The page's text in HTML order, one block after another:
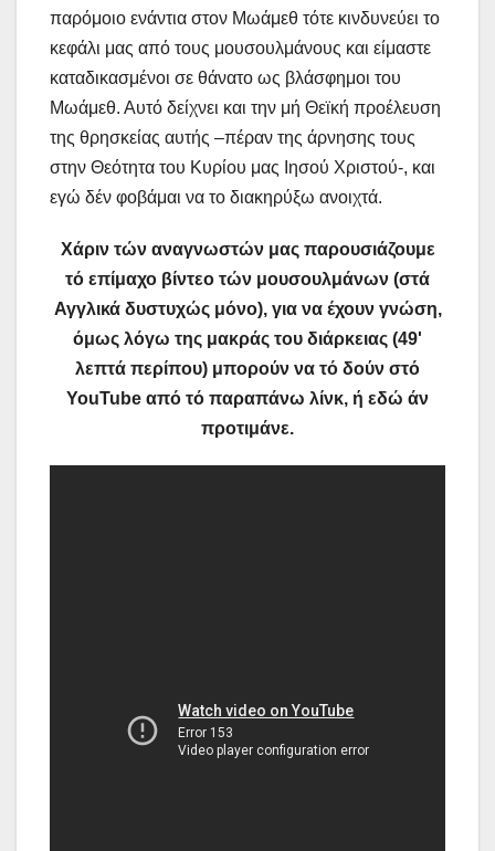
παρόμοιο ενάντια στον Μωάμεθ τότε κινδυνεύει το
κεφάλι μας από τους μουσουλμάνους και είμαστε
καταδικασμένοι σε θάνατο ως βλάσφημοι του
Μωάμεθ. Αυτό δείχνει και την μή Θεϊκή προέλευση
της θρησκείας αυτής –πέραν της άρνησης τους
στην Θεότητα του Κυρίου μας Ιησού Χριστού-, και
εγώ δέν φοβάμαι να το διακηρύξω ανοιχτά.
Χάριν τών αναγνωστών μας παρουσιάζουμε
τό επίμαχο βίντεο τών μουσουλμάνων (στά
Αγγλικά δυστυχώς μόνο), για να έχουν γνώση,
όμως λόγω της μακράς του διάρκειας (49'
λεπτά περίπου) μπορούν να τό δούν στό
YouTube από τό παραπάνω λίνκ, ή εδώ άν
προτιμάνε.